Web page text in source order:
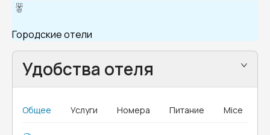
Городские отели
Удобства отеля
Общее Услуги Номера Питание Mice